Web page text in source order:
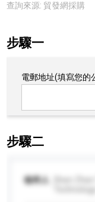
查詢來源: 貿發網採購
步驟一
電郵地址(填寫您的
步驟二
收件人